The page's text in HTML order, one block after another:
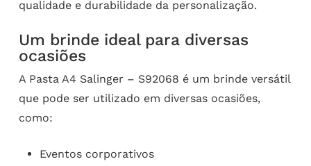
qualidade e durabilidade da personalização.
Um brinde ideal para diversas
ocasiões
A Pasta A4 Salinger – S92068 é um brinde versátil
que pode ser utilizado em diversas ocasiões,
como:
Eventos corporativos